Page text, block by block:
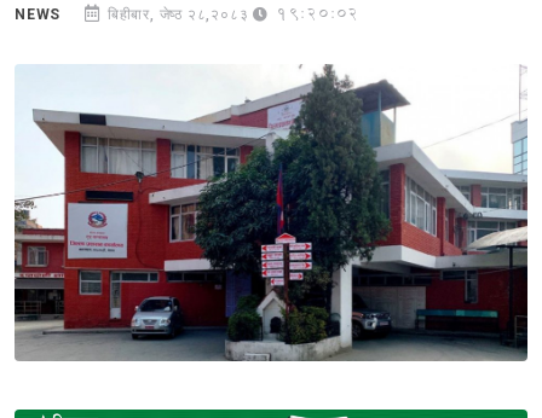
NEWS बिहीबार, जेष्ठ २८,२०८३ 19:20:02